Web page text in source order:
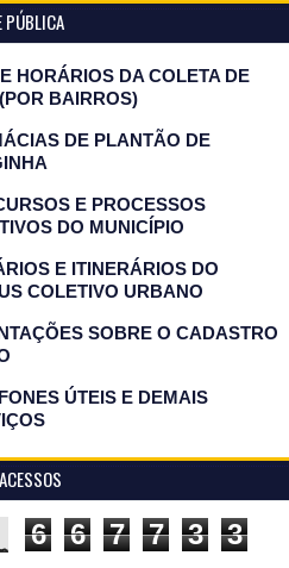
PÚBLICA
HORÁRIOS DA COLETA DE
BAIRROS)
DE PLANTÃO DE
E PROCESSOS
DO MUNICÍPIO
E ITINERÁRIOS DO
COLETIVO URBANO
SOBRE O CADASTRO
ÚTEIS E DEMAIS
6 6 7 7 3 3